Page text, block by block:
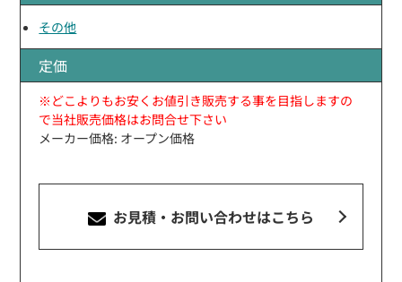
その他
定価
※どこよりもお安くお値引き販売する事を目指しますの
で当社販売価格はお問合せ下さい
メーカー価格: オープン価格
お見積・お問い合わせはこちら